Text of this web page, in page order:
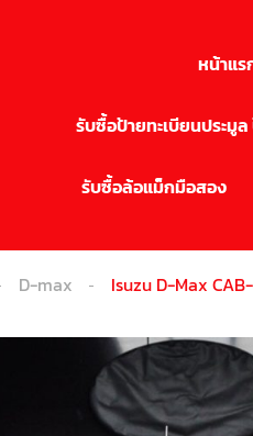
หน้าแร
รับซื้อป้ายทะเบียนประมู
รับซื้อล้อแม็กมือสอง
D-max Isuzu D-Max